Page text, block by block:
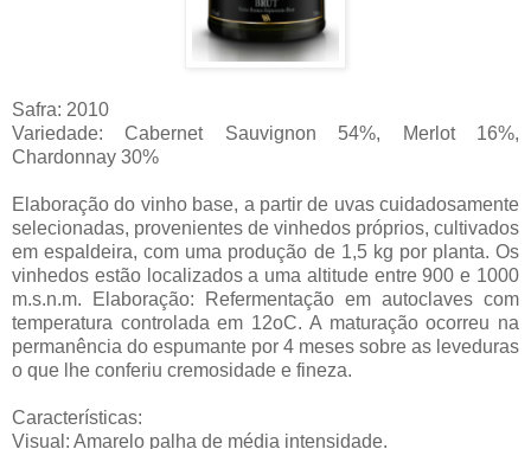
Safra: 2010
Variedade: Cabernet Sauvignon 54%, Merlot 16%,
Chardonnay 30%
Elaboração do vinho base, a partir de uvas cuidadosamente
selecionadas, provenientes de vinhedos próprios, cultivados
em espaldeira, com uma produção de 1,5 kg por planta. Os
vinhedos estão localizados a uma altitude entre 900 e 1000
m.s.n.m. Elaboração: Refermentação em autoclaves com
temperatura controlada em 12oC. A maturação ocorreu na
permanência do espumante por 4 meses sobre as leveduras
o que lhe conferiu cremosidade e fineza.
Características:
Visual: Amarelo palha de média intensidade.